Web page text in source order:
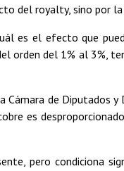
del royalty, sino por
es el efecto que
orden del 1% al 3%,
de Diputados y
es
pero condiciona